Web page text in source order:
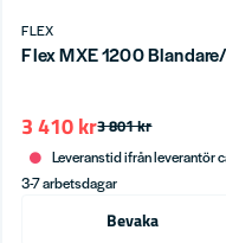
FLEX
Flex MXE 1200
3 801 kr
3 410 kr
Leveranstid ifrån leverantör
3-7 arbetsdagar
Bevaka